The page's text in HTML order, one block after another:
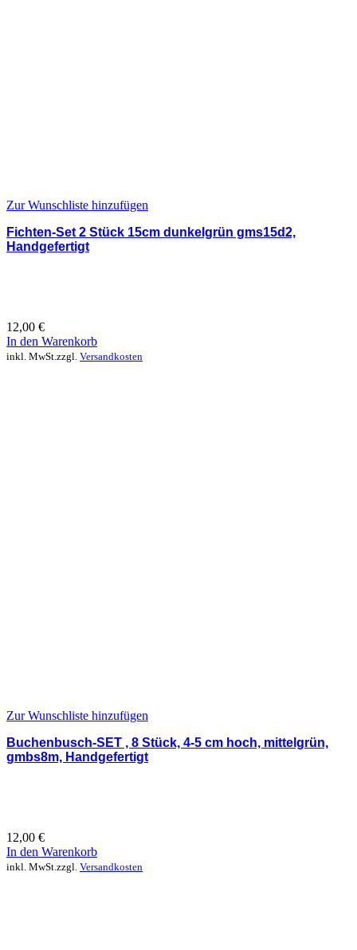
Zur Wunschliste hinzufügen
Fichten-Set 2 Stück 15cm dunkelgrün gms15d2,
Handgefertigt
12,00 €
In den Warenkorb
inkl. MwSt.zzgl. Versandkosten
Zur Wunschliste hinzufügen
Buchenbusch-SET , 8 Stück, 4-5 cm hoch, mittelgrün,
gmbs8m, Handgefertigt
12,00 €
In den Warenkorb
inkl. MwSt.zzgl. Versandkosten